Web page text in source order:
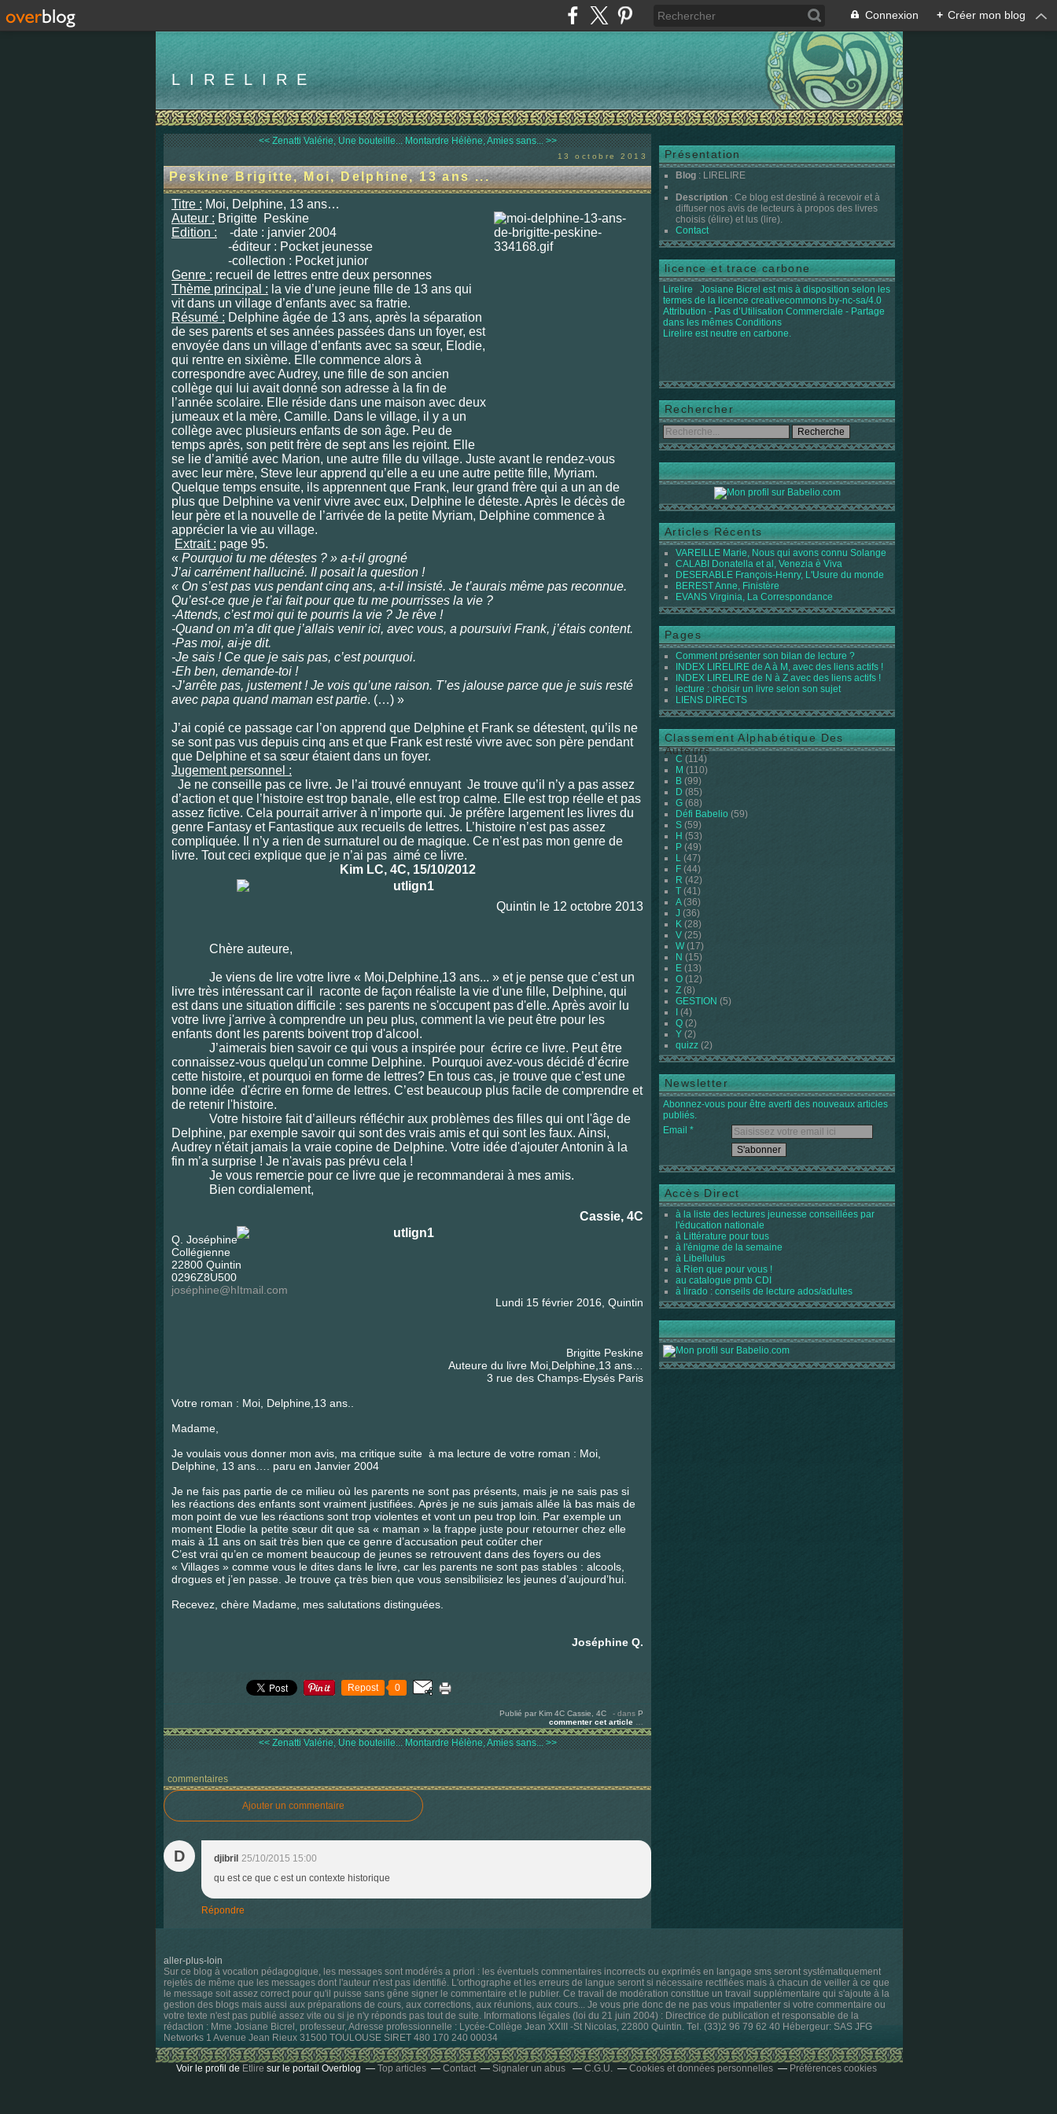
Connexion + Créer mon blog
LIRELIRE
<< Zenatti Valérie, Une bouteille... Montardre Hélène, Amies sans... >>
13 octobre 2013
Peskine Brigitte, Moi, Delphine, 13 ans ...
Titre : Moi, Delphine, 13 ans…
Auteur : Brigitte Peskine
Edition : -date : janvier 2004
-éditeur : Pocket jeunesse
-collection : Pocket junior
Genre : recueil de lettres entre deux personnes
Thème principal : la vie d’une jeune fille de 13 ans qui
vit dans un village d’enfants avec sa fratrie.
Résumé : Delphine âgée de 13 ans, après la séparation
de ses parents et ses années passées dans un foyer, est
envoyée dans un village d’enfants avec sa sœur, Elodie,
qui rentre en sixième. Elle commence alors à
correspondre avec Audrey, une fille de son ancien
collège qui lui avait donné son adresse à la fin de
l’année scolaire. Elle réside dans une maison avec deux
jumeaux et la mère, Camille. Dans le village, il y a un
collège avec plusieurs enfants de son âge. Peu de
temps après, son petit frère de sept ans les rejoint. Elle
se lie d’amitié avec Marion, une autre fille du village. Juste avant le rendez-vous
avec leur mère, Steve leur apprend qu’elle a eu une autre petite fille, Myriam.
Quelque temps ensuite, ils apprennent que Frank, leur grand frère qui a un an de
plus que Delphine va venir vivre avec eux, Delphine le déteste. Après le décès de
leur père et la nouvelle de l’arrivée de la petite Myriam, Delphine commence à
apprécier la vie au village.
Extrait : page 95.
« Pourquoi tu me détestes ? » a-t-il grogné
J’ai carrément halluciné. Il posait la question !
« On s’est pas vus pendant cinq ans, a-t-il insisté. Je t’aurais même pas reconnue.
Qu’est-ce que je t’ai fait pour que tu me pourrisses la vie ?
-Attends, c’est moi qui te pourris la vie ? Je rêve !
-Quand on m’a dit que j’allais venir ici, avec vous, a poursuivi Frank, j’étais content.
-Pas moi, ai-je dit.
-Je sais ! Ce que je sais pas, c’est pourquoi.
-Eh ben, demande-toi !
-J’arrête pas, justement ! Je vois qu’une raison. T’es jalouse parce que je suis resté
avec papa quand maman est partie. (…) »
J’ai copié ce passage car l’on apprend que Delphine et Frank se détestent, qu’ils ne
se sont pas vus depuis cinq ans et que Frank est resté vivre avec son père pendant
que Delphine et sa sœur étaient dans un foyer.
Jugement personnel :
Je ne conseille pas ce livre. Je l’ai trouvé ennuyant Je trouve qu’il n’y a pas assez
d’action et que l’histoire est trop banale, elle est trop calme. Elle est trop réelle et pas
assez fictive. Cela pourrait arriver à n’importe qui. Je préfère largement les livres du
genre Fantasy et Fantastique aux recueils de lettres. L’histoire n’est pas assez
compliquée. Il n’y a rien de surnaturel ou de magique. Ce n’est pas mon genre de
livre. Tout ceci explique que je n’ai pas aimé ce livre.
Kim LC, 4C, 15/10/2012
Quintin le 12 octobre 2013
Chère auteure,
Je viens de lire votre livre « Moi,Delphine,13 ans... » et je pense que c’est un
livre très intéressant car il raconte de façon réaliste la vie d'une fille, Delphine, qui
est dans une situation difficile : ses parents ne s'occupent pas d'elle. Après avoir lu
votre livre j'arrive à comprendre un peu plus, comment la vie peut être pour les
enfants dont les parents boivent trop d'alcool.
J’aimerais bien savoir ce qui vous a inspirée pour écrire ce livre. Peut être
connaissez-vous quelqu'un comme Delphine. Pourquoi avez-vous décidé d’écrire
cette histoire, et pourquoi en forme de lettres? En tous cas, je trouve que c’est une
bonne idée d'écrire en forme de lettres. C’est beaucoup plus facile de comprendre et
de retenir l'histoire.
Votre histoire fait d’ailleurs réfléchir aux problèmes des filles qui ont l'âge de
Delphine, par exemple savoir qui sont des vrais amis et qui sont les faux. Ainsi,
Audrey n'était jamais la vraie copine de Delphine. Votre idée d'ajouter Antonin à la
fin m’a surprise ! Je n'avais pas prévu cela !
Je vous remercie pour ce livre que je recommanderai à mes amis.
Bien cordialement,
Cassie, 4C
Q. Joséphine
Collégienne
22800 Quintin
0296Z8U500
joséphine@hItmail.com
Lundi 15 février 2016, Quintin
Brigitte Peskine
Auteure du livre Moi,Delphine,13 ans…
3 rue des Champs-Elysés Paris
Votre roman : Moi, Delphine,13 ans..
Madame,
Je voulais vous donner mon avis, ma critique suite à ma lecture de votre roman : Moi,
Delphine, 13 ans…. paru en Janvier 2004
Je ne fais pas partie de ce milieu où les parents ne sont pas présents, mais je ne sais pas si
les réactions des enfants sont vraiment justifiées. Après je ne suis jamais allée là bas mais de
mon point de vue les réactions sont trop violentes et vont un peu trop loin. Par exemple un
moment Elodie la petite sœur dit que sa « maman » la frappe juste pour retourner chez elle
mais à 11 ans on sait très bien que ce genre d’accusation peut coûter cher
C’est vrai qu’en ce moment beaucoup de jeunes se retrouvent dans des foyers ou des
« Villages » comme vous le dites dans le livre, car les parents ne sont pas stables : alcools,
drogues et j’en passe. Je trouve ça très bien que vous sensibilisiez les jeunes d’aujourd’hui.
Recevez, chère Madame, mes salutations distinguées.
Joséphine Q.
Repost 0
Publié par Kim 4C Cassie, 4C - dans P
commenter cet article
<< Zenatti Valérie, Une bouteille... Montardre Hélène, Amies sans... >>
commentaires
Ajouter un commentaire
D djibril 25/10/2015 15:00
qu est ce que c est un contexte historique
Répondre
Présentation
Blog : LIRELIRE
Description : Ce blog est destiné à recevoir et à
diffuser nos avis de lecteurs à propos des livres
choisis (élire) et lus (lire).
Contact
licence et trace carbone
Lirelire Josiane Bicrel est mis à disposition selon les
termes de la licence creativecommons by-nc-sa/4.0
Attribution - Pas d’Utilisation Commerciale - Partage
dans les mêmes Conditions
Lirelire est neutre en carbone.
Rechercher
Articles Récents
VAREILLE Marie, Nous qui avons connu Solange
CALABI Donatella et al, Venezia è Viva
DESERABLE François-Henry, L'Usure du monde
BEREST Anne, Finistère
EVANS Virginia, La Correspondance
Pages
Comment présenter son bilan de lecture ?
INDEX LIRELIRE de A à M, avec des liens actifs !
INDEX LIRELIRE de N à Z avec des liens actifs !
lecture : choisir un livre selon son sujet
LIENS DIRECTS
Classement Alphabétique Des
Auteurs
C (114)
M (110)
B (99)
D (85)
G (68)
Défi Babelio (59)
S (59)
H (53)
P (49)
L (47)
F (44)
R (42)
T (41)
A(36)
J (36)
K (28)
V (25)
W(17)
N (15)
E (13)
O (12)
Z (8)
GESTION (5)
(4)
Q (2)
Y (2)
quizz (2)
Newsletter
Abonnez-vous pour être averti des nouveaux articles
publiés.
Email
Accès Direct
à la liste des lectures jeunesse conseillées par
l'éducation nationale
à Littérature pour tous
à l'énigme de la semaine
à Libellulus
à Rien que pour vous !
au catalogue pmb CDI
à lirado : conseils de lecture ados/adultes
aller-plus-loin
Sur ce blog à vocation pédagogique, les messages sont modérés a priori : les éventuels commentaires incorrects ou exprimés en langage sms seront systématiquement
rejetés de même que les messages dont l'auteur n'est pas identifié. L'orthographe et les erreurs de langue seront si nécessaire rectifiées mais à chacun de veiller à ce que
le message soit assez correct pour qu'il puisse sans gêne signer le commentaire et le publier. Ce travail de modération constitue un travail supplémentaire qui s'ajoute à la
gestion des blogs mais aussi aux préparations de cours, aux corrections, aux réunions, aux cours... Je vous prie donc de ne pas vous impatienter si votre commentaire ou
votre texte n'est pas publié assez vite ou si je n'y réponds pas tout de suite. Informations légales (loi du 21 juin 2004) : Directrice de publication et responsable de la
rédaction : Mme Josiane Bicrel, professeur, Adresse professionnelle : Lycée-Collège Jean XXIII -St Nicolas, 22800 Quintin. Tel. (33)2 96 79 62 40 Hébergeur: SAS JFG
Networks 1 Avenue Jean Rieux 31500 TOULOUSE SIRET 480 170 240 00034
Voir le profil de Etlire sur le portail Overblog Top articles Contact Signaler un abus C.G.U. Cookies et données personnelles Préférences cookies